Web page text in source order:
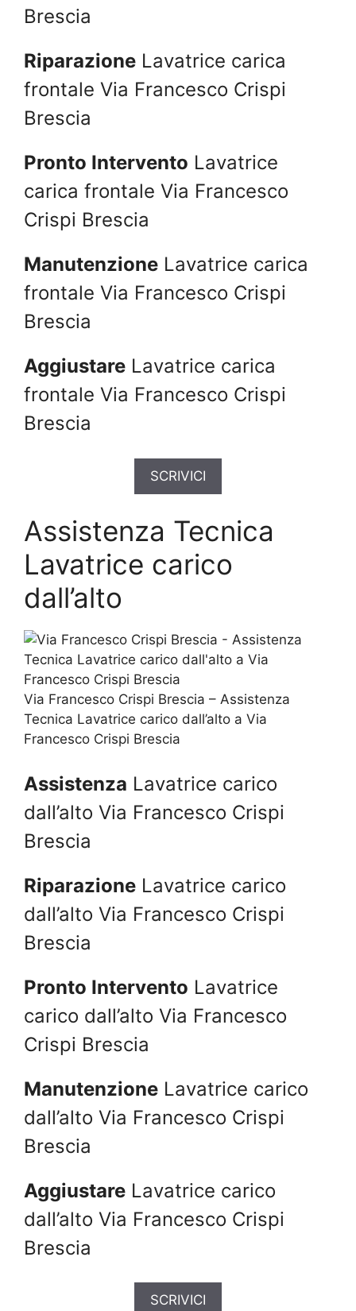
Brescia
Riparazione Lavatrice carica
frontale Via Francesco Crispi
Brescia
Pronto Intervento Lavatrice
carica frontale Via Francesco
Crispi Brescia
Manutenzione Lavatrice carica
frontale Via Francesco Crispi
Brescia
Aggiustare Lavatrice carica
frontale Via Francesco Crispi
Brescia
SCRIVICI
Assistenza Tecnica
Lavatrice carico
dall’alto
Via Francesco Crispi Brescia – Assistenza
Tecnica Lavatrice carico dall’alto a Via
Francesco Crispi Brescia
Assistenza Lavatrice carico
dall’alto Via Francesco Crispi
Brescia
Riparazione Lavatrice carico
dall’alto Via Francesco Crispi
Brescia
Pronto Intervento Lavatrice
carico dall’alto Via Francesco
Crispi Brescia
Manutenzione Lavatrice carico
dall’alto Via Francesco Crispi
Brescia
Aggiustare Lavatrice carico
dall’alto Via Francesco Crispi
Brescia
SCRIVICI